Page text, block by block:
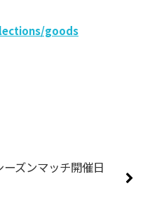
goods
ズンマッチ開催日